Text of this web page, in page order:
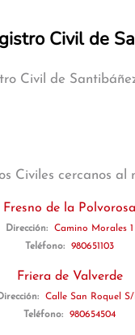
Civil de
Civil de
Civiles cercanos al
Fresno de la Polvorosa
Dirección:
Camino Morales 1
Teléfono:
980651103
Friera de Valverde
Dirección:
Calle San Roquel
Teléfono:
980654504